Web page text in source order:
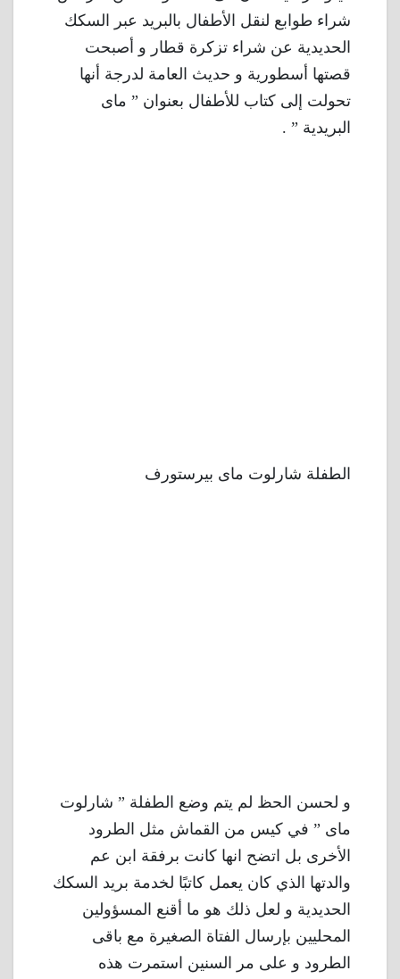
شراء طوابع لنقل الأطفال بالبريد عبر السكك
الحديدية عن شراء تزكرة قطار و أصبحت
قصتها أسطورية و حديث العامة لدرجة أنها
تحولت إلى كتاب للأطفال بعنوان ” ماى
البريدية ” .
الطفلة شارلوت ماى بيرستورف
و لحسن الحظ لم يتم وضع الطفلة ” شارلوت
ماى ” في كيس من القماش مثل الطرود
الأخرى بل اتضح انها كانت برفقة ابن عم
والدتها الذي كان يعمل كاتبًا لخدمة بريد السكك
الحديدية و لعل ذلك هو ما أقنع المسؤولين
المحليين بإرسال الفتاة الصغيرة مع باقى
الطرود و على مر السنين استمرت هذه